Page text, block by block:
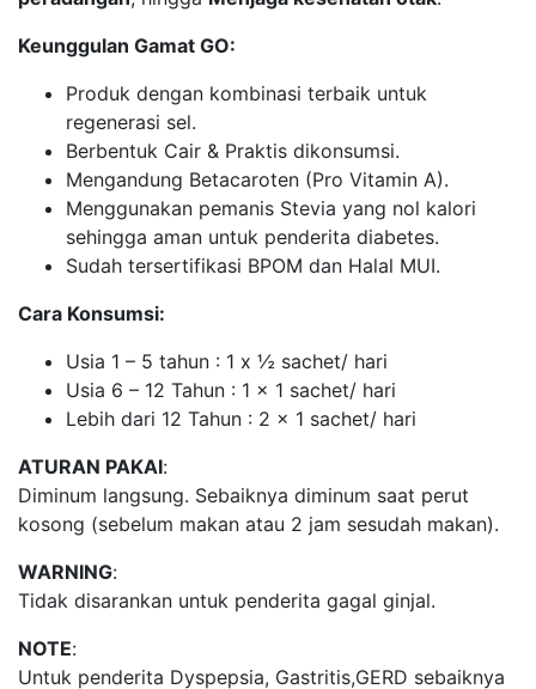
Keunggulan Gamat GO:
Produk dengan kombinasi terbaik untuk
regenerasi sel.
Berbentuk Cair & Praktis dikonsumsi.
Mengandung Betacaroten (Pro Vitamin A).
Menggunakan pemanis Stevia yang nol kalori
sehingga aman untuk penderita diabetes.
Sudah tersertifikasi BPOM dan Halal MUI.
Cara Konsumsi:
Usia 1 – 5 tahun : 1 x ½ sachet/ hari
Usia 6 – 12 Tahun : 1 x 1 sachet/ hari
Lebih dari 12 Tahun : 2 x 1 sachet/ hari
ATURAN PAKAI:
Diminum langsung. Sebaiknya diminum saat perut
kosong (sebelum makan atau 2 jam sesudah makan).
WARNING:
Tidak disarankan untuk penderita gagal ginjal.
NOTE:
Untuk penderita Dyspepsia, Gastritis,GERD sebaiknya